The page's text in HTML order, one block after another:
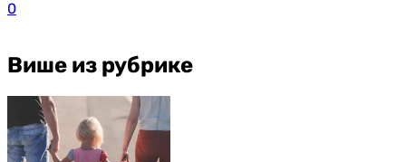
0
Више из рубрике